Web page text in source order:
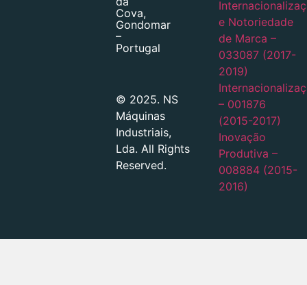
Cova,
Gondomar
–
Portugal
© 2025. NS
Máquinas
Industriais,
Lda. All Rights
Reserved.
e Notoriedade
de Marca –
033087 (2017-
2019)
– 001876
(2015-2017)
Inovação
Produtiva –
008884 (2015-
2016)